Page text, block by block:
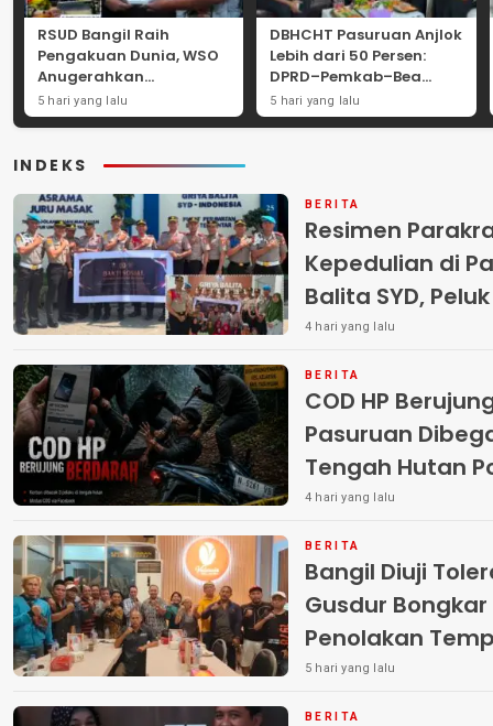
RSUD Bangil Raih
Pengakuan Dunia, WSO
Anugerahkan
Penghargaan
Internasional untuk
5 hari yang lalu
DBHCHT Pasuruan Anjlok
Lebih dari 50 Persen:
DPRD–Pemkab–Bea
Cukai Perkuat Perang
Melawan Peredaran
5 hari yang lalu
INDEKS
BERITA
Resimen
Kepedulian di
Balita SYD,
Terlantar
4 hari yang lalu
BERITA
COD HP
Pasuruan
Tengah Hutan Polisi Buru Tiga
Pelaku
4 hari yang lalu
BERITA
Bangil Diuji
Gusdur
Penolakan
5 hari yang lalu
BERITA